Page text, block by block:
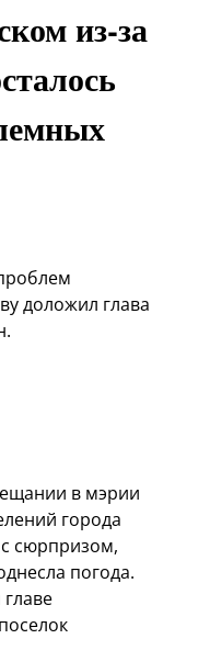
из-за
доложил глава
в мэрии
города
с сюрпризом,
погода.